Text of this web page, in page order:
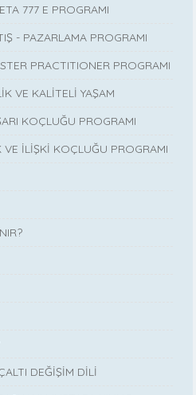
777 E PROGRAMI
- PAZARLAMA PROGRAMI
PRACTITIONER PROGRAMI
VE KALİTELİ YAŞAM
KOÇLUĞU PROGRAMI
İLİŞKİ KOÇLUĞU PROGRAMI
DEĞİŞİM DİLİ